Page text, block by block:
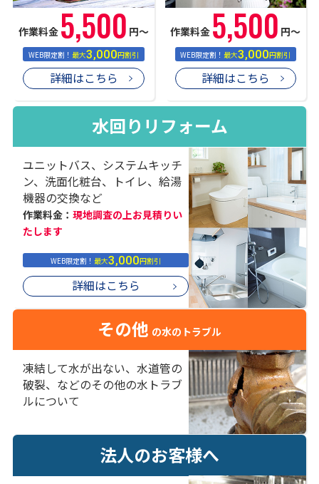
作業料金 5,500 円〜
WEB限定割！最大3,000円割引
詳細はこちら
作業料金 5,500 円〜
WEB限定割！最大3,000円割引
詳細はこちら
水回りリフォーム
ユニットバス、システムキッチ
ン、洗面化粧台、トイレ、給湯
機器の交換など
作業料金： 現地調査の上お見積りい
たします
WEB限定割！最大3,000円割引
詳細はこちら
その他 の水のトラブル
凍結して水が出ない、水道管の
破裂、などのその他の水トラブ
ルについて
法人のお客様へ